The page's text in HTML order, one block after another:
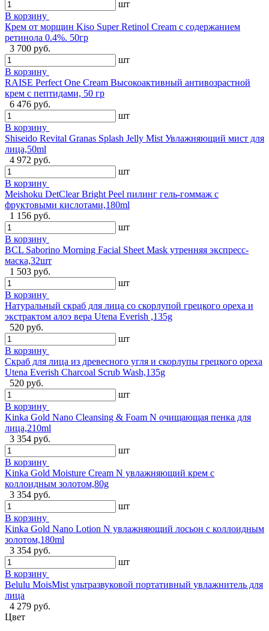
шт
В корзину
Крем от морщин Kiso Super Retinol Cream с содержанием
ретинола 0.4%. 50гр
3 700 руб.
шт
В корзину
RAISE Perfect One Cream Высокоактивный антивозрастной
крем с пептидами, 50 гр
6 476 руб.
шт
В корзину
Shiseido Revital Granas Splash Jelly Mist Увлажняющий мист для
лица,50ml
4 972 руб.
шт
В корзину
Meishoku DetClear Bright Peel пилинг гель-гоммаж с
фруктовыми кислотами,180ml
1 156 руб.
шт
В корзину
BCL Saborino Morning Facial Sheet Mask утренняя экспресс-
маска,32шт
1 503 руб.
шт
В корзину
Натуральный скраб для лица со скорлупой грецкого ореха и
экстрактом алоэ вера Utena Everish ,135g
520 руб.
шт
В корзину
Скраб для лица из древесного угля и скорлупы грецкого ореха
Utena Everish Charcoal Scrub Wash,135g
520 руб.
шт
В корзину
Kinka Gold Nano Cleansing & Foam N очищающая пенка для
лица,210ml
3 354 руб.
шт
В корзину
Kinka Gold Moisture Cream N увлажняющий крем с
коллоидным золотом,80g
3 354 руб.
шт
В корзину
Kinka Gold Nano Lotion N увлажняющий лосьон с коллоидным
золотом,180ml
3 354 руб.
шт
В корзину
Belulu MoisMist ультразвуковой портативный увлажнитель для
лица
4 279 руб.
Цвет